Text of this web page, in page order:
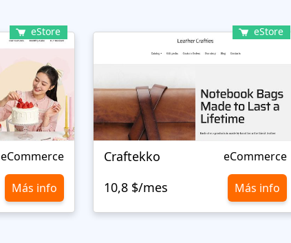
eStore
eCommerce
Más info
eStore
Craftekko eCommerce
10,8 $/mes Más info